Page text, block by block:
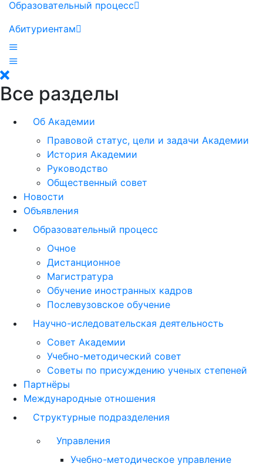
Образовательный процесс
Абитуриентам
Все разделы
Об Академии
Правовой статус, цели и задачи Академии
История Академии
Руководство
Общественный совет
Новости
Объявления
Образовательный процесс
Очное
Дистанционное
Магистратура
Обучение иностранных кадров
Послевузовское обучение
Научно-иследовательская деятельность
Совет Академии
Учебно-методический совет
Советы по присуждению ученых степеней
Партнёры
Международные отношения
Структурные подразделения
Управления
Учебно-методическое управление